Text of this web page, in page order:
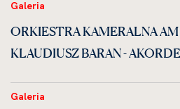
Galeria
ORKIESTRA KAMERALNA
KLAUDIUSZ BARAN -
Galeria